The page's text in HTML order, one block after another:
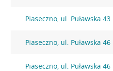
Piaseczno, ul. Puławska 43
Piaseczno, ul. Puławska 46
Piaseczno, ul. Puławska 46